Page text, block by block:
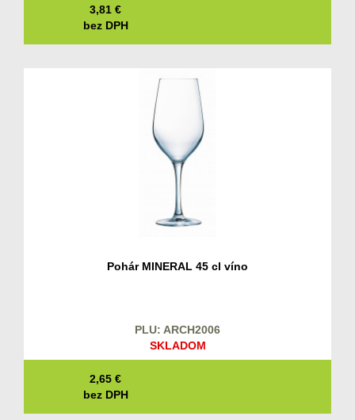
3,81 €
bez DPH
Pohár MINERAL 45 cl víno
PLU: ARCH2006
SKLADOM
2,65 €
bez DPH